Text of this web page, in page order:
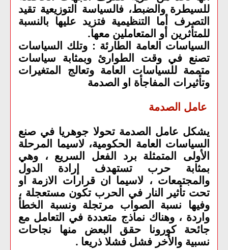
للسيطرة والضبط، فالسياسة التوزيعية تقيد
التصرف أما التنظيمية فتزيد عليها بالنسبة
للمتأثرين أو المتعاملين معها.
السياسات العامة الطارئة : وتلك السياسات
تصنع في وقت الطوارئ وبمثابة سياسات
متممة للسياسات العامة وتعالج المتغيرات
وتأثيرات المفاجأة او الصدمة
عامل الصدمة
يشكل عامل الصدمة تحولا جوهريا في صنع
السياسات العامة الحكومية، لاسيما المرحلة
الأولى المتمثلة برد الفعل السريع ، وهي
بمثابة حرب تستهدف إرادة الدول
والمجتمعات ، لاسيما ان قرارات الازمة او
تحت تأثير النار في الحرب تكون مستعجلة ،
وفيها نسبة الصواب مرتجلة ونسبة الخطأ
واردة ، وهناك نماذج متعددة في التعامل مع
جائحة كورونا حقق البعض منها نجاحات
نسبية والأخر فشل فشلا ذريعا .